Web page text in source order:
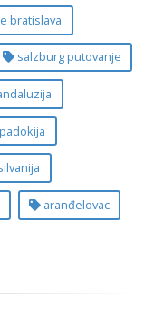
bratislava
salzburg putovanje
aranđelovac